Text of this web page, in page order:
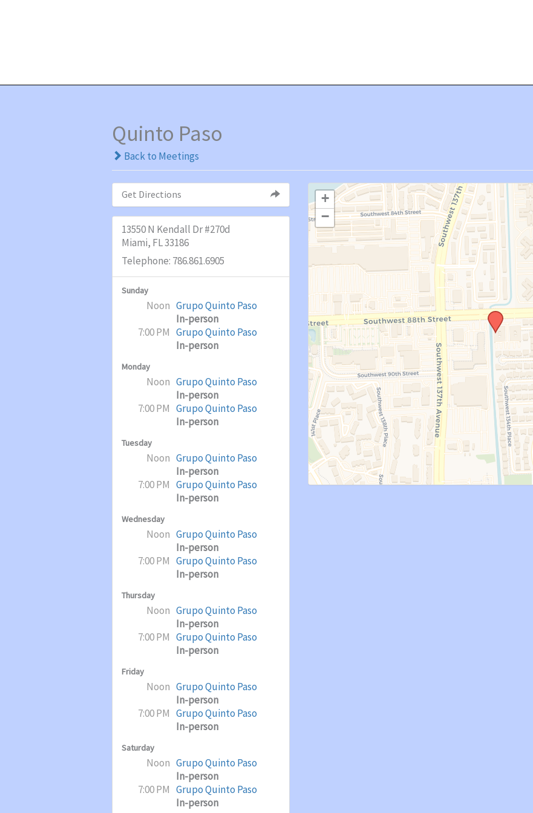
Quinto Paso
Back to Meetings
Get Directions
13550 N Kendall Dr #270d
Miami, FL 33186
Telephone: 786.861.6905
Sunday
Noon Grupo Quinto Paso
In-person
7:00 PM Grupo Quinto Paso
In-person
Monday
Noon Grupo Quinto Paso
In-person
7:00 PM Grupo Quinto Paso
In-person
Tuesday
Noon Grupo Quinto Paso
In-person
7:00 PM Grupo Quinto Paso
In-person
Wednesday
Noon Grupo Quinto Paso
In-person
7:00 PM Grupo Quinto Paso
In-person
Thursday
Noon Grupo Quinto Paso
In-person
7:00 PM Grupo Quinto Paso
In-person
Friday
Noon Grupo Quinto Paso
In-person
7:00 PM Grupo Quinto Paso
In-person
Saturday
Noon Grupo Quinto Paso
In-person
7:00 PM Grupo Quinto Paso
In-person
+
−